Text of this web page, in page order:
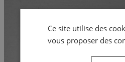
Ce site utilise des
vous proposer des